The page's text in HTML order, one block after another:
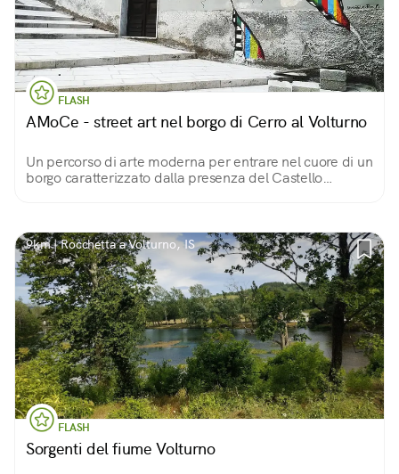
FLASH
AMoCe - street art nel borgo di Cerro al Volturno
Un percorso di arte moderna per entrare nel cuore di un
borgo caratterizzato dalla presenza del Castello
9km | Rocchetta a Volturno, IS
FLASH
Sorgenti del fiume Volturno